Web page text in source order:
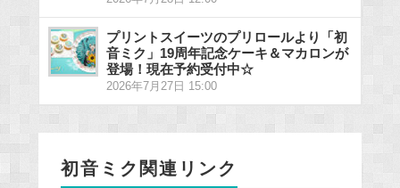
プリントスイーツのプリロールより「初
音ミク」19周年記念ケーキ＆マカロンが
登場！現在予約受付中☆
2026年7月27日 15:00
初音ミク関連リンク